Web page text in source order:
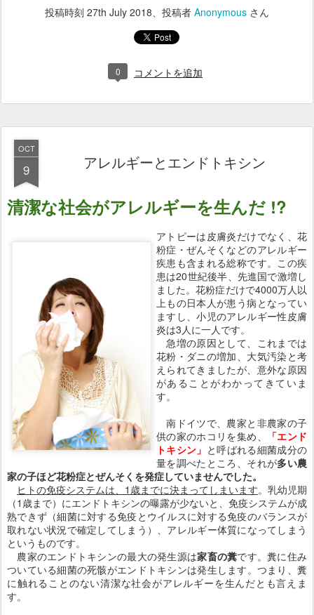
投稿時刻 27th July 2018 、投稿者 Anonymous さん
0 コメントを追加
OCT
9 アレルギーとエンドトキシン
清潔な社会がアレルギーを生んだ !?
アトピーは皮膚炎だけでなく、花
粉症・ぜんそくなどのアレルギー
疾患も含まれる総称です。この疾
患は20世紀後半、先進国で激増し
ました。花粉症だけで4000万人以
上もの日本人が患う病となってい
ますし、小児のアレルギー性皮膚
炎は3人に一人です。
急増の原因として、これまでは
花粉・ダニの増加、大気汚染と考
えられてきましたが、意外な原因
があることがわかってきていま
す。
南ドイツで、農家と非農家の子
供の家のホコリを集め、
「エンド
トキシン」 と呼ばれる細菌成分の
量を調べたところ、それが多い農
家の子ほど花粉症とぜんそくを発症していませんでした。
ヒトの免疫システムは、1歳までに決まってしまいます。乳幼児期
（1歳まで）にエンドトキシンの曝露が少ないと、免疫システムが成
熟できず（細菌に対する免疫とウイルスに対する免疫のバランスが
取れない状況で確定してしまう）、アレルギー体質になってしまう
というものです。
農家のエンドトキシンの最大の発生源は家畜の糞です。糞に住み
ついている細菌の死骸がエンドトキシンは発生します。つまり、糞
に触れることのない清潔な社会がアレルギーを生んだとも言えま
す。